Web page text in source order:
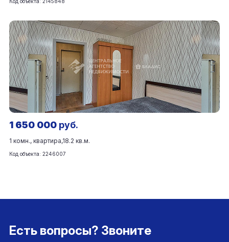
1 650 000 руб.
1 комн., квартира,18.2 кв.м.
Код объекта: 2246007
Есть вопросы? Звоните